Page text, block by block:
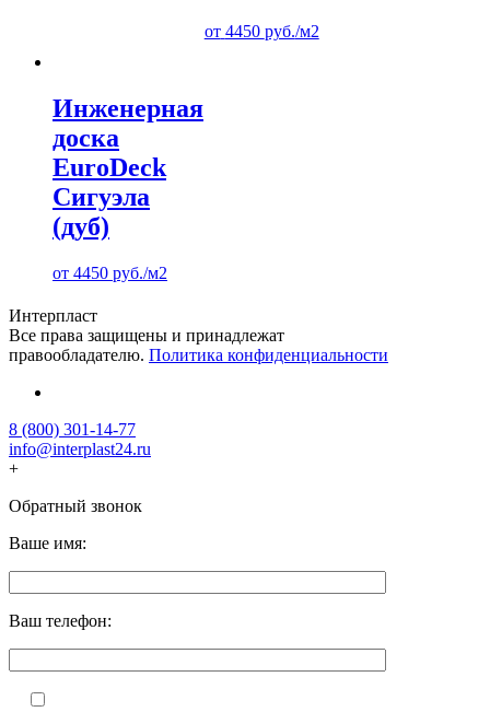
от 4450 руб./м2
Инженерная
доска
EuroDeck
Сигуэла
(дуб)
от 4450 руб./м2
Интерпласт
Все права защищены и принадлежат
правообладателю. Политика конфиденциальности
8 (800) 301-14-77
info@interplast24.ru
+
Обратный звонок
Ваше имя:
Ваш телефон: